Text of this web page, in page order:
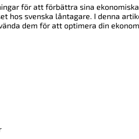
för att förbättra sina ekonomiska
hos svenska låntagare. I denna
dem för att optimera din